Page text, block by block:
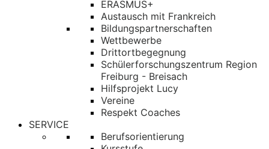
ERASMUS+
Austausch mit Frankreich
Bildungspartnerschaften
Wettbewerbe
Drittortbegegnung
Schülerforschungszentrum Region
Freiburg - Breisach
Hilfsprojekt Lucy
Vereine
Respekt Coaches
SERVICE
Berufsorientierung